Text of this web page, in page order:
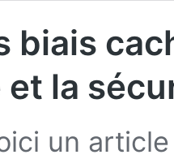
biais
et la
un